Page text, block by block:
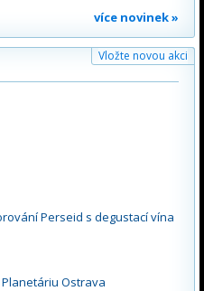
více novinek »
Vložte novou akci
Perseid s degustací vína
Ostrava